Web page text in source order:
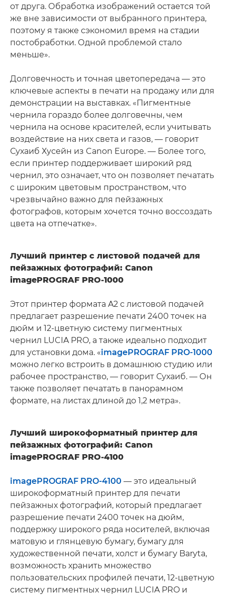
от друга. Обработка изображений остается той
же вне зависимости от выбранного принтера,
поэтому я также сэкономил время на стадии
постобработки. Одной проблемой стало
меньше».
Долговечность и точная цветопередача — это
ключевые аспекты в печати на продажу или для
демонстрации на выставках. «Пигментные
чернила гораздо более долговечны, чем
чернила на основе красителей, если учитывать
воздействие на них света и газов, — говорит
Сухаиб Хусейн из Canon Europe. — Более того,
если принтер поддерживает широкий ряд
чернил, это означает, что он позволяет печатать
с широким цветовым пространством, что
чрезвычайно важно для пейзажных
фотографов, которым хочется точно воссоздать
цвета на отпечатке».
Лучший принтер с листовой подачей для
пейзажных фотографий: Canon
imagePROGRAF PRO-1000
Этот принтер формата A2 с листовой подачей
предлагает разрешение печати 2400 точек на
дюйм и 12-цветную систему пигментных
чернил LUCIA PRO, а также идеально подходит
для установки дома. «imagePROGRAF PRO-1000
можно легко встроить в домашнюю студию или
рабочее пространство, — говорит Сухаиб. — Он
также позволяет печатать в панорамном
формате, на листах длиной до 1,2 метра».
Лучший широкоформатный принтер для
пейзажных фотографий: Canon
imagePROGRAF PRO-4100
imagePROGRAF PRO-4100 — это идеальный
широкоформатный принтер для печати
пейзажных фотографий, который предлагает
разрешение печати 2400 точек на дюйм,
поддержку широкого ряда носителей, включая
матовую и глянцевую бумагу, бумагу для
художественной печати, холст и бумагу Baryta,
возможность хранить множество
пользовательских профилей печати, 12-цветную
систему пигментных чернил LUCIA PRO и